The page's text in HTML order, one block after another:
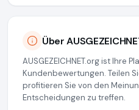
Über
AUSGEZEICHNET.org ist Ihre
Kundenbewertungen. Teilen
profitieren Sie von den
Entscheidungen zu treffen.